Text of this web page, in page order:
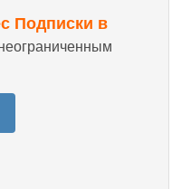
Подписки в